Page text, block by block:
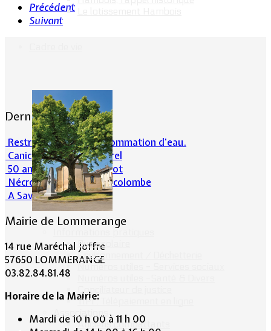
Informations pratiques
Bus scolaire
Environnement / Déchetterie
Numéros utiles - Services sociaux
Conciliateur de justice
TIPI : Télépaiement en ligne
Associations
Anciens combattants
Précédent
Suivant
Dernières actualités
Restrictions sur la consommation d'eau.
Canicule et milieu naturel
50 ans d’histoires de foot
Nécrologie : Norbert Lacolombe
A Savoir-Juin 2026
Mairie de Lommerange
14 rue Maréchal Joffre
57650 LOMMERANGE
03.82.84.81.48
Horaire de la Mairie:
Mardi de 10 h 00 à 11 h 00